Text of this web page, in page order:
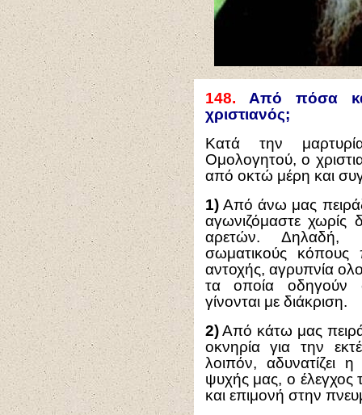
148. Από πόσα
χριστιανός;
Κατά την
Ομολογητού, ο
από οκτώ μέρη και
1)Από άνω μας
αγωνιζόμαστε χωρίς
αρετών. Δηλαδή,
σωματικούς
αντοχής, αγρυπνία
τα οποία οδηγούν
γίνονται με διάκριση.
2)Από κάτω μας
οκνηρία για την
λοιπόν, αδυνατίζει
ψυχής μας, ο έλεγχος
και επιμονή στην